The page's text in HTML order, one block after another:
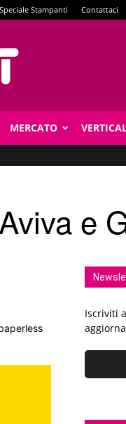
Speciale Stampanti Contattaci
MERCATO
e
Iscriviti